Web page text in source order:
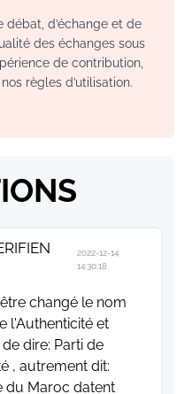
débat, d’échange et de
des échanges sous
de contribution,
règles d’utilisation.
2022-12-14
14:30:18
changé le nom
l'Authenticité et
dire: Parti de
, autrement dit:
du Maroc datent